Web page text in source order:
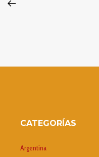
CATEGORÍAS
Argentina